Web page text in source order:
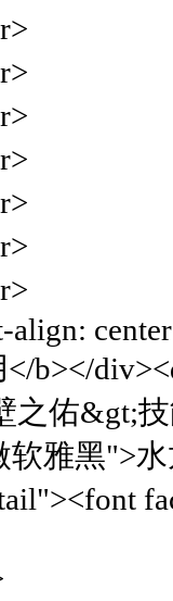
b></
佑&gt;
雅黑">水